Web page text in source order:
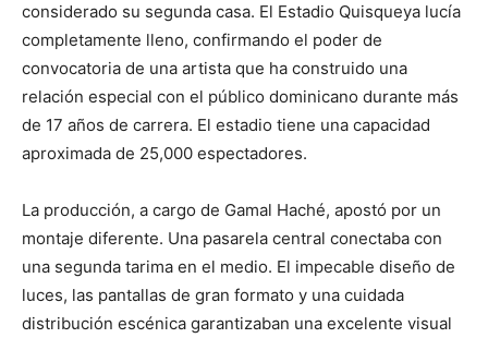
considerado su segunda casa. El Estadio Quisqueya lucía
completamente lleno, confirmando el poder de
convocatoria de una artista que ha construido una
relación especial con el público dominicano durante más
de 17 años de carrera. El estadio tiene una capacidad
aproximada de 25,000 espectadores.
La producción, a cargo de Gamal Haché, apostó por un
montaje diferente. Una pasarela central conectaba con
una segunda tarima en el medio. El impecable diseño de
luces, las pantallas de gran formato y una cuidada
distribución escénica garantizaban una excelente visual